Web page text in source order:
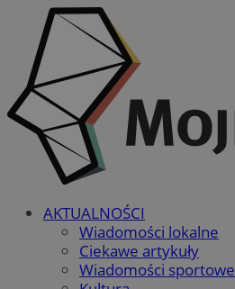
AKTUALNOŚCI
Wiadomości lokalne
Ciekawe artykuły
Wiadomości sportowe